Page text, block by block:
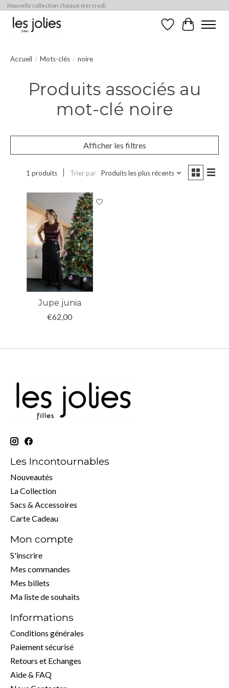
Nouvelle collection chaque mercredi
Liste de souhaits
Panier
Accueil / Mots-clés / noire
Produits associés au
mot-clé noire
Afficher les filtres
1 produits Trier par Produits les plus récents
Jupe junia
€62,00
Les Incontournables
Nouveautés
La Collection
Sacs & Accessoires
Carte Cadeau
Mon compte
S'inscrire
Mes commandes
Mes billets
Ma liste de souhaits
Informations
Conditions générales
Paiement sécurisé
Retours et Echanges
Aide & FAQ